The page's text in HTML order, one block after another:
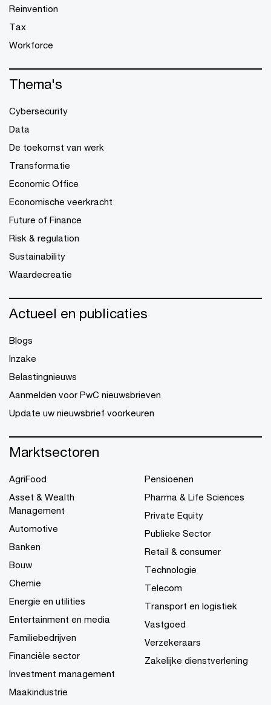
Reinvention
Tax
Workforce
Thema's
Cybersecurity
Data
De toekomst van werk
Transformatie
Economic Office
Economische veerkracht
Future of Finance
Risk & regulation
Sustainability
Waardecreatie
Actueel en publicaties
Blogs
Inzake
Belastingnieuws
Aanmelden voor PwC nieuwsbrieven
Update uw nieuwsbrief voorkeuren
Marktsectoren
AgriFood
Asset & Wealth
Management
Automotive
Banken
Bouw
Chemie
Energie en utilities
Entertainment en media
Familiebedrijven
Financiële sector
Investment management
Maakindustrie
Pensioenen
Pharma & Life Sciences
Private Equity
Publieke Sector
Retail & consumer
Technologie
Telecom
Transport en logistiek
Vastgoed
Verzekeraars
Zakelijke dienstverlening